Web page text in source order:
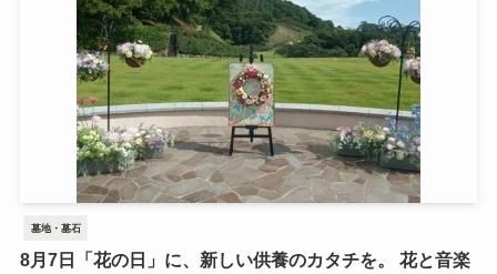
墓地・墓石
8月7日「花の日」に、新しい供養のカタチを。 花と音楽